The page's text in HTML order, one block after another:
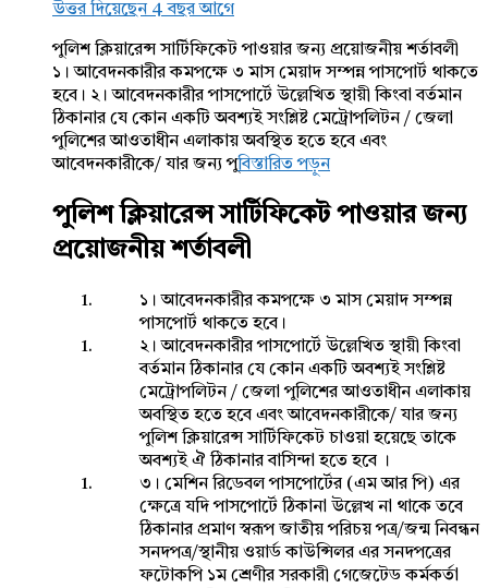
উত্তর দিয়েছেন 4 বছর আগে
পুলিশ ক্লিয়ারেন্স সার্টিফিকেট পাওয়ার জন্য প্রয়োজনীয় শর্তাবলী
১। আবেদনকারীর কমপক্ষে ৩ মাস মেয়াদ সম্পন্ন পাসপোর্ট থাকতে
হবে। ২। আবেদনকারীর পাসপোর্টে উল্লেখিত স্থায়ী কিংবা বর্তমান
ঠিকানার যে কোন একটি অবশ্যই সংশ্লিষ্ট মেট্রোপলিটন / জেলা
পুলিশের আওতাধীন এলাকায় অবস্থিত হতে হবে এবং
আবেদনকারীকে/ যার জন্য পুবিস্তারিত পড়ুন
পুলিশ ক্লিয়ারেন্স সার্টিফিকেট পাওয়ার জন্য
প্রয়োজনীয় শর্তাবলী
১। আবেদনকারীর কমপক্ষে ৩ মাস মেয়াদ সম্পন্ন
পাসপোর্ট থাকতে হবে।
২। আবেদনকারীর পাসপোর্টে উল্লেখিত স্থায়ী কিংবা
বর্তমান ঠিকানার যে কোন একটি অবশ্যই সংশ্লিষ্ট
মেট্রোপলিটন / জেলা পুলিশের আওতাধীন এলাকায়
অবস্থিত হতে হবে এবং আবেদনকারীকে/ যার জন্য
পুলিশ ক্লিয়ারেন্স সার্টিফিকেট চাওয়া হয়েছে তাকে
অবশ্যই ঐ ঠিকানার বাসিন্দা হতে হবে ।
৩। মেশিন রিডেবল পাসপোর্টের (এম আর পি) এর
ক্ষেত্রে যদি পাসপোর্টে ঠিকানা উল্লেখ না থাকে তবে
ঠিকানার প্রমাণ স্বরূপ জাতীয় পরিচয় পত্র/জন্ম নিবন্ধন
সনদপত্র/স্থানীয় ওয়ার্ড কাউন্সিলর এর সনদপত্রের
ফটোকপি ১ম শ্রেণীর সরকারী গেজেটেড কর্মকর্তা